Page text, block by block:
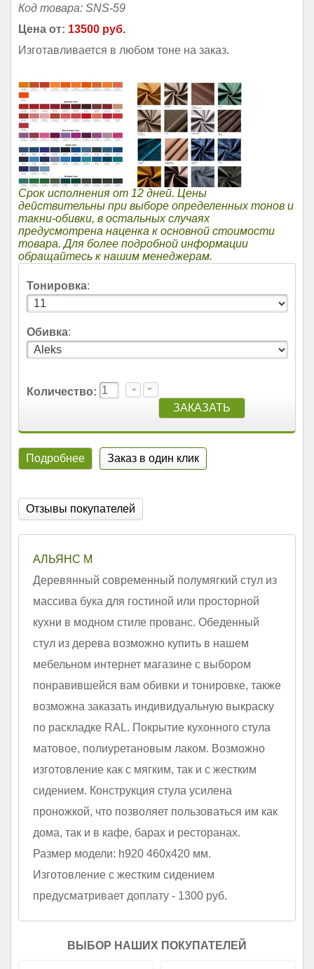
Код товара: SNS-59
Цена от: 13500 руб.
Изготавливается в любом тоне на заказ.
Срок исполнения от 12 дней. Цены
действительны при выборе определенных тонов и
такни-обивки, в остальных случаях
предусмотрена наценка к основной стоимости
товара. Для более подробной информации
обращайтесь к нашим менеджерам.
Тонировка:
Обивка:
Количество:
Подробнее Заказ в один клик
Отзывы покупателей
АЛЬЯНС М
Деревянный современный полумягкий стул из
массива бука для гостиной или просторной
кухни в модном стиле прованс. Обеденный
стул из дерева возможно купить в нашем
мебельном интернет магазине с выбором
понравившейся вам обивки и тонировке, также
возможна заказать индивидуальную выкраску
по раскладке RAL. Покрытие кухонного стула
матовое, полиуретановым лаком. Возможно
изготовление как с мягким, так и с жестким
сидением. Конструкция стула усилена
проножкой, что позволяет пользоваться им как
дома, так и в кафе, барах и ресторанах.
Размер модели: h920 460х420 мм.
Изготовление с жестким сидением
предусматривает доплату - 1300 руб.
ВЫБОР НАШИХ ПОКУПАТЕЛЕЙ